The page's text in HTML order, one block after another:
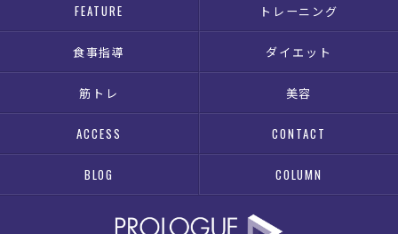
FEATURE トレーニング
食事指導 ダイエット
筋トレ 美容
ACCESS CONTACT
BLOG COLUMN